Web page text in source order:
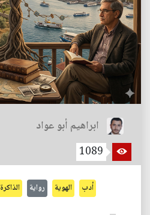
ابراهيم أبو عواد
1089
أدب الهوية رواية الذاكرة